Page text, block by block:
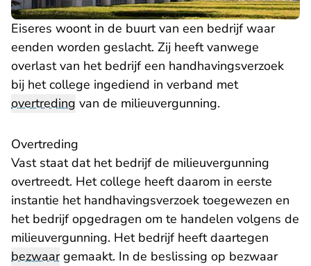
Eiseres woont in de buurt van een bedrijf waar
eenden worden geslacht. Zij heeft vanwege
overlast van het bedrijf een handhavingsverzoek
bij het college ingediend in verband met
overtreding van de milieuvergunning.
Overtreding
Vast staat dat het bedrijf de milieuvergunning
overtreedt. Het college heeft daarom in eerste
instantie het handhavingsverzoek toegewezen en
het bedrijf opgedragen om te handelen volgens de
milieuvergunning. Het bedrijf heeft daartegen
bezwaargemaakt. In de beslissing op bezwaar